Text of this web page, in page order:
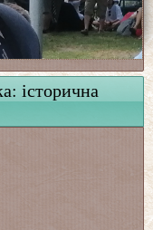
історична